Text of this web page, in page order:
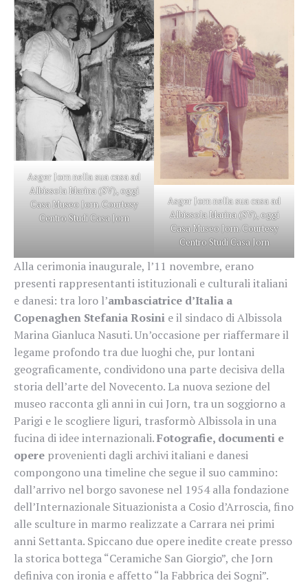
Asger Jorn nella sua casa ad
Albissola Marina (SV), oggi
Casa Museo Jorn. Courtesy
Centro Studi Casa Jorn
Asger Jorn nella sua casa ad
Albissola Marina (SV), oggi
Casa Museo Jorn. Courtesy
Centro Studi Casa Jorn
Alla cerimonia inaugurale, l’11 novembre, erano
presenti rappresentanti istituzionali e culturali italiani
e danesi: tra loro l’ambasciatrice d’Italia a
Copenaghen Stefania Rosini e il sindaco di Albissola
Marina Gianluca Nasuti. Un’occasione per riaffermare il
legame profondo tra due luoghi che, pur lontani
geograficamente, condividono una parte decisiva della
storia dell’arte del Novecento. La nuova sezione del
museo racconta gli anni in cui Jorn, tra un soggiorno a
Parigi e le scogliere liguri, trasformò Albissola in una
fucina di idee internazionali.Fotografie, documenti e
opere provenienti dagli archivi italiani e danesi
compongono una timeline che segue il suo cammino:
dall’arrivo nel borgo savonese nel 1954 alla fondazione
dell’Internazionale Situazionista a Cosio d’Arroscia, fino
alle sculture in marmo realizzate a Carrara nei primi
anni Settanta. Spiccano due opere inedite create presso
la storica bottega “Ceramiche San Giorgio”, che Jorn
definiva con ironia e affetto “la Fabbrica dei Sogni”.